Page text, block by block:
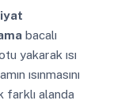
bacalı
yakarak ısı
ısınmasını
farklı alanda